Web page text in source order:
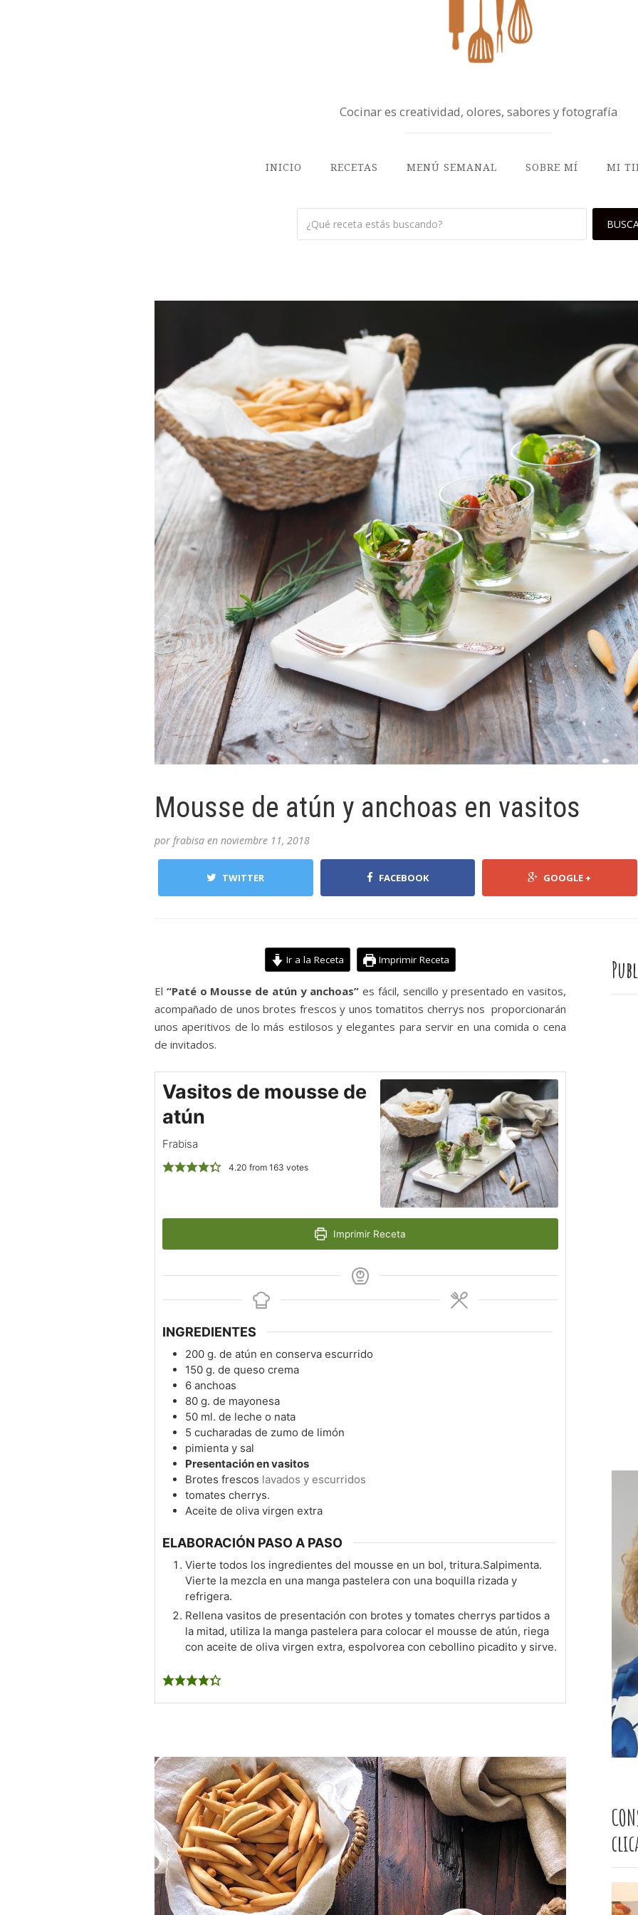
Cocinar es creatividad, olores, sabores y fotografía
INICIO RECETAS MENÚ SEMANAL SOBRE MÍ MI
Mousse de atún y anchoas en vasitos
por frabisa en noviembre 11, 2018
TWITTER FACEBOOK GOOGLE +
Ir a la Receta Imprimir Receta
El “Paté o Mousse de atún y anchoas” es fácil, sencillo y presentado en vasitos,
acompañado de unos brotes frescos y unos tomatitos cherrys nos proporcionarán
unos aperitivos de lo más estilosos y elegantes para servir en una comida o cena
de invitados.
Vasitos de mousse de
atún
Frabisa
4.20 from 163 votes
Imprimir Receta
INGREDIENTES
200 g. de atún en conserva escurrido
150 g. de queso crema
6 anchoas
80 g. de mayonesa
50 ml. de leche o nata
5 cucharadas de zumo de limón
pimienta y sal
Presentación en vasitos
Brotes frescos lavados y escurridos
tomates cherrys.
Aceite de oliva virgen extra
ELABORACIÓN PASO A PASO
Vierte todos los ingredientes del mousse en un bol, tritura.Salpimenta.
Vierte la mezcla en una manga pastelera con una boquilla rizada y
refrigera.
Rellena vasitos de presentación con brotes y tomates cherrys partidos a
la mitad, utiliza la manga pastelera para colocar el mousse de atún, riega
con aceite de oliva virgen extra, espolvorea con cebollino picadito y sirve.